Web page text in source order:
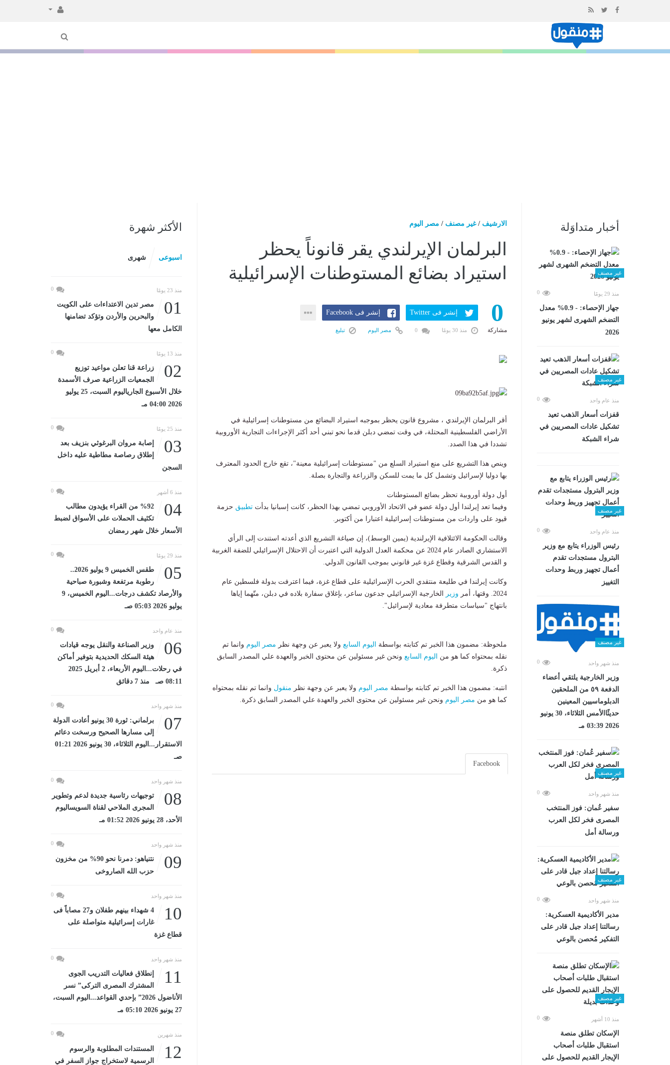
المحتوى
أخبار متداوَلة
غير مصنف
منذ 29 يومًا 0
جهاز الإحصاء: - 0.9% معدل
التضخم الشهرى لشهر يونيو
2026
غير مصنف
منذ عام واحد 0
قفزات أسعار الذهب تعيد
تشكيل عادات المصريين في
شراء الشبكة
غير مصنف
منذ عام واحد 0
رئيس الوزراء يتابع مع وزير
البترول مستجدات تقدم
أعمال تجهيز وربط وحدات
التغييز
غير مصنف
منذ شهر واحد 0
وزير الخارجية يلتقي أعضاء
الدفعة ٥٩ من الملحقين
الدبلوماسيين المعينين
حديثًاالأمس الثلاثاء، 30 يونيو
2026 03:39 مـ
غير مصنف
منذ شهر واحد 0
سفير عُمان: فوز المنتخب
المصرى فخر لكل العرب
ورسالة أمل
غير مصنف
منذ شهر واحد 0
مدير الأكاديمية العسكرية:
رسالتنا إعداد جيل قادر على
التفكير مُحصن بالوعي
غير مصنف
منذ 10 أشهر 0
الإسكان تطلق منصة
استقبال طلبات أصحاب
الإيجار القديم للحصول على
الارشيف /غير مصنف / مصر اليوم
البرلمان الإيرلندي يقر قانوناً يحظر
استيراد بضائع المستوطنات الإسرائيلية
0
مشاركة
إنشر فى Twitter إنشر فى Facebook
منذ 30 يومًا مصر اليوم تبليغ
أقر البرلمان الإيرلندي ، مشروع قانون يحظر بموجبه استيراد البضائع من مستوطنات إسرائيلية في
الأراضي الفلسطينية المحتلة، في وقت تمضي دبلن قدما نحو تبني أحد أكثر الإجراءات التجارية الأوروبية
تشددا في هذا الصدد.
وينص هذا التشريع على منع استيراد السلع من "مستوطنات إسرائيلية معينة"، تقع خارج الحدود المعترف
بها دوليا لإسرائيل وتشمل كل ما يمت للسكن والزراعة والتجارة بصلة.
أول دولة أوروبية تحظر بضائع المستوطنات
وفيما تعد إيرلندا أول دولة عضو في الاتحاد الأوروبي تمضي بهذا الحظر، كانت إسبانيا بدأت تطبيق حزمة
قيود على واردات من مستوطنات إسرائيلية اعتبارا من أكتوبر.
وقالت الحكومة الائتلافية الإيرلندية (يمين الوسط)، إن صياغة التشريع الذي أعدته استندت إلى الرأي
الاستشاري الصادر عام 2024 عن محكمة العدل الدولية التي اعتبرت أن الاحتلال الإسرائيلي للضفة الغربية
و القدس الشرقية وقطاع غزة غير قانوني بموجب القانون الدولي.
وكانت إيرلندا في طليعة منتقدي الحرب الإسرائيلية على قطاع غزة، فيما اعترفت بدولة فلسطين عام
2024. وقتها، أمر
وزير
الخارجية الإسرائيلي جدعون ساعر، بإغلاق سفارة بلاده في دبلن، متّهما إياها
بانتهاج "سياسات متطرفة معادية لإسرائيل".
ملحوظة: مضمون هذا الخبر تم كتابته بواسطة اليوم السابع ولا يعبر عن وجهة نظر مصر اليوم وانما تم
نقله بمحتواه كما هو من
اليوم السابع ونحن غير مسئولين عن محتوى الخبر والعهدة علي المصدر السابق
ذكرة.
انتبه: مضمون هذا الخبر تم كتابته بواسطة مصر اليوم ولا يعبر عن وجهة نظر منقول وانما تم نقله بمحتواه
كما هو من مصر اليوم ونحن غير مسئولين عن محتوى الخبر والعهدة علي المصدر السابق ذكرة.
Facebook
الأكثر شهرة
اسبوعى شهرى
منذ 23 يومًا 0
01
مصر تدين الاعتداءات على الكويت
والبحرين والأردن وتؤكد تضامنها
الكامل معها
منذ 13 يومًا 0
02
زراعة قنا تعلن مواعيد توزيع
الجمعيات الزراعية صرف الأسمدة
خلال الأسبوع الجارياليوم السبت، 25 يوليو
2026 04:00 مـ
منذ 25 يومًا 0
03
إصابة مروان البرغوثي بنزيف بعد
إطلاق رصاصة مطاطية عليه داخل
السجن
منذ 6 أشهر 0
04
%92 من القراء يؤيدون مطالب
تكثيف الحملات على الأسواق لضبط
الأسعار خلال شهر رمضان
منذ 29 يومًا 0
05
طقس الخميس 9 يوليو 2026..
رطوبة مرتفعة وشبورة صباحية
والأرصاد تكشف درجات...اليوم الخميس، 9
يوليو 2026 05:03 صـ
منذ عام واحد 0
06
وزير الصناعة والنقل يوجه قيادات
هيئة السكك الحديدية بتوفير أماكن
في رحلات...اليوم الأربعاء، 2 أبريل 2025
08:11 صـ منذ 7 دقائق
منذ شهر واحد 0
07
برلماني: ثورة 30 يونيو أعادت الدولة
إلى مسارها الصحيح ورسخت دعائم
الاستقرار...اليوم الثلاثاء، 30 يونيو 2026 01:21
صـ
منذ شهر واحد 0
08
توجيهات رئاسية جديدة لدعم وتطوير
المجرى الملاحي لقناة السويساليوم
الأحد، 28 يونيو 2026 01:52 مـ
منذ شهر واحد 0
09
نتنياهو: دمرنا نحو 90% من مخزون
حزب الله الصاروخى
منذ شهر واحد 0
10
4 شهداء بينهم طفلان و27 مصاباً فى
غارات إسرائيلية متواصلة على
قطاع غزة
منذ شهر واحد 0
11
إنطلاق فعاليات التدريب الجوى
المشترك المصرى التركى” نسر
الأناضول 2026” بإحدي القواعد...اليوم السبت،
27 يونيو 2026 05:10 مـ
منذ شهرين 0
12
المستندات المطلوبة والرسوم
الرسمية لاستخراج جواز السفر في